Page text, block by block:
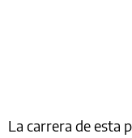
La carrera de esta